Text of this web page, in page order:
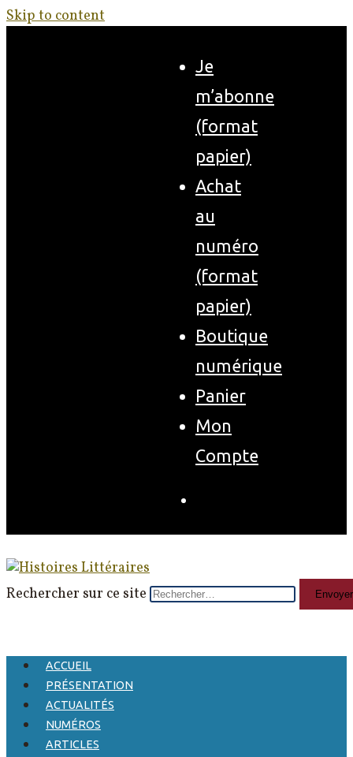
Skip to content
Je
m’abonne
(format
papier)
Achat
au
numéro
(format
papier)
Boutique
numérique
Panier
Mon
Compte
Rechercher sur ce site
ACCUEIL
PRÉSENTATION
ACTUALITÉS
NUMÉROS
ARTICLES